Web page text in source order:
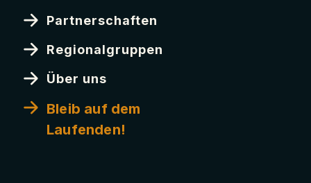
Partnerschaften
Regionalgruppen
Über uns
Bleib auf dem
Laufenden!